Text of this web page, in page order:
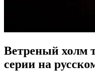
Ветреный холм
серии на